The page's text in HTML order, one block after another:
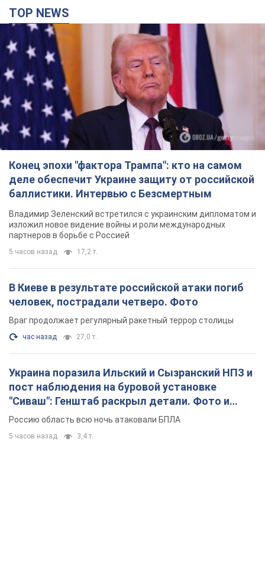
TOP NEWS
Конец эпохи "фактора Трампа": кто на самом
деле обеспечит Украине защиту от российской
баллистики. Интервью с Безсмертным
Владимир Зеленский встретился с украинским дипломатом и
изложил новое видение войны и роли международных
партнеров в борьбе с Россией
5 часов назад 17,2 т.
В Киеве в результате российской атаки погиб
человек, пострадали четверо. Фото
Враг продолжает регулярный ракетный террор столицы
час назад 27,0 т.
Украина поразила Ильский и Сызранский НПЗ и
пост наблюдения на буровой установке
"Сиваш": Генштаб раскрыл детали. Фото и
видео
Россию область всю ночь атаковали БПЛА
5 часов назад 3,4 т.